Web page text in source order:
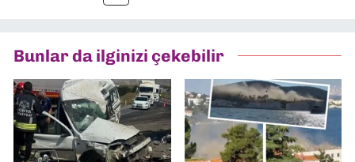
Bunlar da ilginizi çekebilir